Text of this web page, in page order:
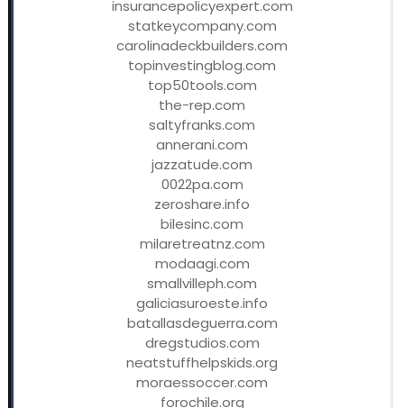
insurancepolicyexpert.com
statkeycompany.com
carolinadeckbuilders.com
topinvestingblog.com
top50tools.com
the-rep.com
saltyfranks.com
annerani.com
jazzatude.com
0022pa.com
zeroshare.info
bilesinc.com
milaretreatnz.com
modaagi.com
smallvilleph.com
galiciasuroeste.info
batallasdeguerra.com
dregstudios.com
neatstuffhelpskids.org
moraessoccer.com
forochile.org